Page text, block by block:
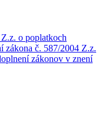
o poplatkoch
zákona č. 587/2004 Z.z.
zákonov v znení